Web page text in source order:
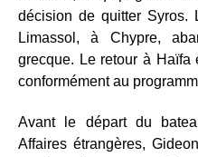
décision de quitter
Limassol, à Chypre,
grecque. Le retour à Haïfa
conformément au
Avant le départ du
Affaires étrangères,